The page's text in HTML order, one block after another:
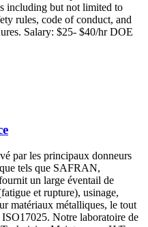
including but not limited to
rules, code of conduct, and
Salary: $25- $40/hr DOE
par les principaux donneurs
tels que SAFRAN,
un large éventail de
et rupture), usinage,
matériaux métalliques, le tout
Notre laboratoire de